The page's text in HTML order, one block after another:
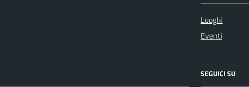
Luoghi
Eventi
SEGUICI SU